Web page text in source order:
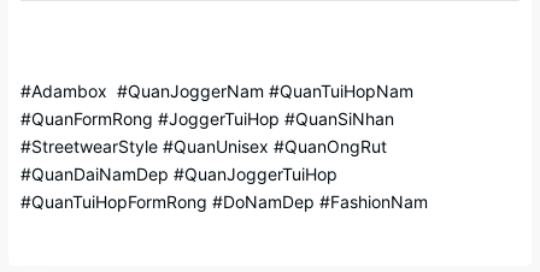
#Adambox #QuanJoggerNam #QuanTuiHopNam
#QuanFormRong #JoggerTuiHop #QuanSiNhan
#StreetwearStyle #QuanUnisex #QuanOngRut
#QuanDaiNamDep #QuanJoggerTuiHop
#QuanTuiHopFormRong #DoNamDep #FashionNam